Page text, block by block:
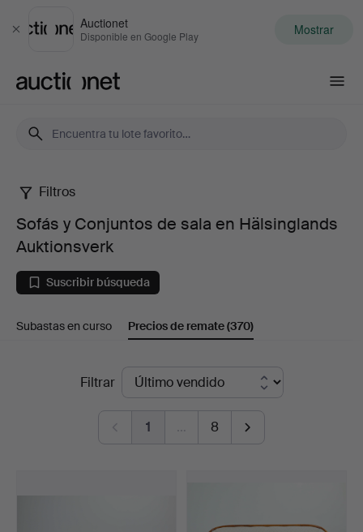
Cerrar
Auctionet
Disponible en Google Play Mostrar
Sofás
Conjuntos
de
Hälsinglands
Filtros
Sofás y Conjuntos de sala en Hälsinglands
Auktionsverk
Suscribir búsqueda
Subastas en curso Precios de remate(370)
Filtrar
1 … 8